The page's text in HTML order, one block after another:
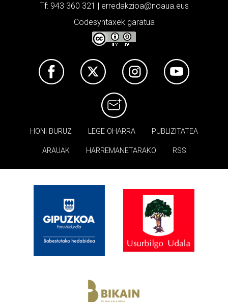
Tf: 943 360 321 | erredakzioa@noaua.eus
Codesyntaxek garatua
HONI BURUZ LEGE OHARRA PUBLIZITATEA
ARAUAK HARREMANETARAKO RSS